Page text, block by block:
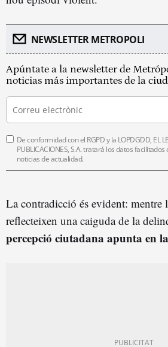
NEWSLETTER METROPOLI
Apúntate a la newsletter de
noticias más importantes de la
De conformidad con el RGPD y la LOPDGDD, EL
PUBLICACIONES, S.A. tratará los datos
noticias de actualidad.
La contradicció és evident: mentre
reflecteixen una caiguda de la
percepció ciutadana apunta en